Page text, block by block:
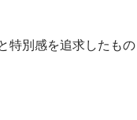
特別感を追求したもの